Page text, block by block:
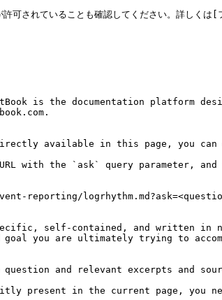
クが許可されていることも確認してくださ
is the documentation platform
available in this page, you can
URL with the `ask` query parameter,
reporting/
self-contained, and written in
you are ultimately trying to
and relevant excerpts and
present in the current page,